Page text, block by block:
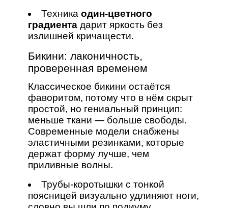
Техника один‑цветного
градиентадарит яркость без
излишней кричащести.
Бикини: лаконичность,
проверенная временем
Классическое бикини остаётся
фаворитом, потому что в нём скрыт
простой, но гениальный принцип:
меньше ткани — больше свободы.
Современные модели снабжены
эластичными резинками, которые
держат форму лучше, чем
приливные волны.
Трубы‑коротышки с тонкой
поясницей визуально удлиняют ноги,